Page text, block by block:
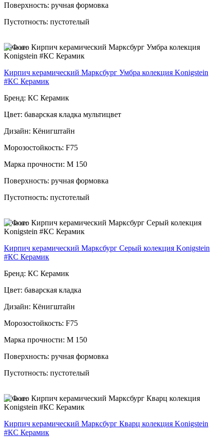
Поверхность: ручная формовка
Пустотность: пустотелый
96за шт
Кирпич керамический Марксбург Умбра колекция Konigstein
#КС Керамик
Бренд: КС Керамик
Цвет: баварская кладка мультицвет
Дизайн: Кёнигштайн
Морозостойкость: F75
Марка прочности: М 150
Поверхность: ручная формовка
Пустотность: пустотелый
67за шт
Кирпич керамический Марксбург Серый колекция Konigstein
#КС Керамик
Бренд: КС Керамик
Цвет: баварская кладка
Дизайн: Кёнигштайн
Морозостойкость: F75
Марка прочности: М 150
Поверхность: ручная формовка
Пустотность: пустотелый
67за шт
Кирпич керамический Марксбург Кварц колекция Konigstein
#КС Керамик